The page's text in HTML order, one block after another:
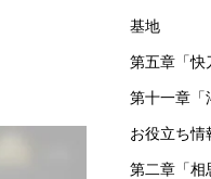
基地
第五章「快
第十一章「
お役立ち情
第二章「相